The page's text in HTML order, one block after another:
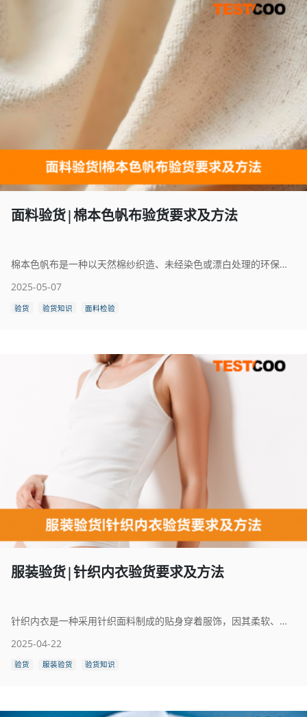
面料验货|棉本色帆布验货要求及方法
棉本色帆布是一种以天然棉纱织造、未经染色或漂白处理的环保型厚实织物，具有质地坚韧、透气性好、天然无刺激等特点。其本色保持了棉纤维的自然色泽，呈米白或浅黄色，体现出自然、质朴的风格，广泛应用于包袋、帆布鞋、家居装饰、工艺品及服装辅料等领域。棉本色帆布以其高强度耐磨、可水洗重复使用的特性，深受环保与手工制作爱好者的喜爱。面料结构多为平纹或斜纹，厚度根据用途有多种选择，既可满足功能性需求，又兼具良好的可塑性和装饰效果。由于未经过化学染整处理，棉本色帆布更加环保安全，适合制成婴童用品及亲肤家居产品，是追求自然健康生活方式消费者的优选材料。
2025-05-07
验货 验货知识 面料检验
服装验货|针织内衣验货要求及方法
针织内衣是一种采用针织面料制成的贴身穿着服饰，因其柔软、弹性好、透气性强而深受消费者喜爱。针织面料是由纱线圈套而成，结构松紧适中，能够贴合身体曲线，提供良好的包裹性与舒适感。
2025-04-22
验货 服装验货 验货知识